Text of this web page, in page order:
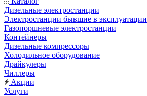
Дизельные электростанции
Электростанции бывшие в эксплуатации
Газопоршневые электростанции
Контейнеры
Дизельные компрессоры
Холодильное оборудование
Драйкулеры
Чиллеры
Акции
Услуги